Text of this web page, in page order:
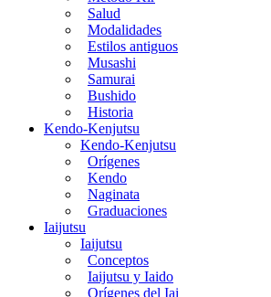
Salud
Modalidades
Estilos antiguos
Musashi
Samurai
Bushido
Historia
Kendo-Kenjutsu
Kendo-Kenjutsu
Orígenes
Kendo
Naginata
Graduaciones
Iaijutsu
Iaijutsu
Conceptos
Iaijutsu y Iaido
Orígenes del Iai